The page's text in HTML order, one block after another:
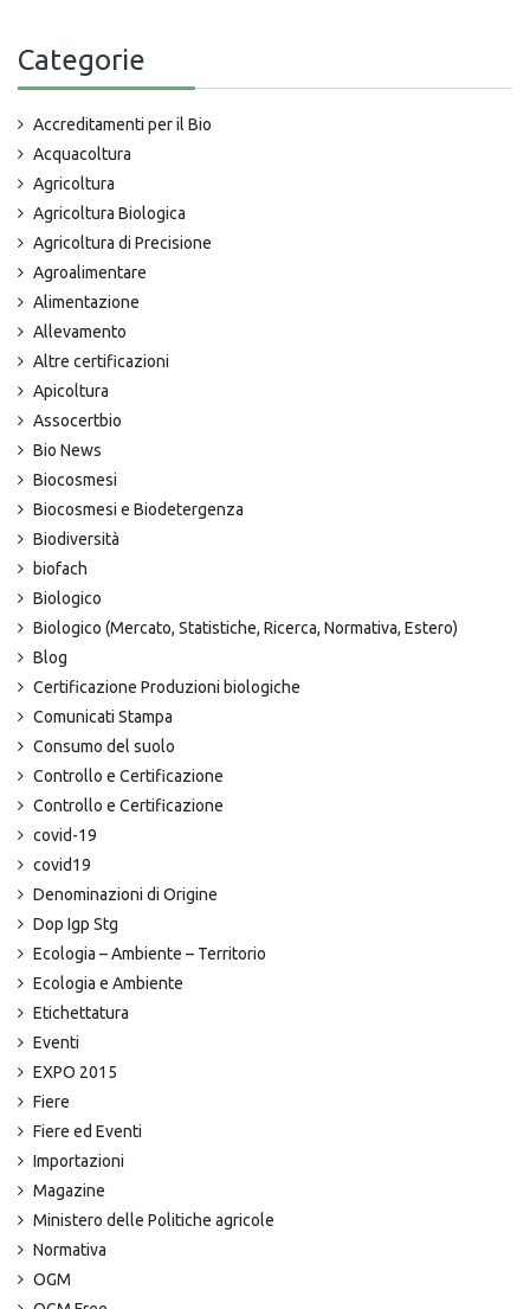
Categorie
Accreditamenti per il Bio
Acquacoltura
Agricoltura
Agricoltura Biologica
Agricoltura di Precisione
Agroalimentare
Alimentazione
Allevamento
Altre certificazioni
Apicoltura
Assocertbio
Bio News
Biocosmesi
Biocosmesi e Biodetergenza
Biodiversità
biofach
Biologico
Biologico (Mercato, Statistiche, Ricerca, Normativa, Estero)
Blog
Certificazione Produzioni biologiche
Comunicati Stampa
Consumo del suolo
Controllo e Certificazione
Controllo e Certificazione
covid-19
covid19
Denominazioni di Origine
Dop Igp Stg
Ecologia – Ambiente – Territorio
Ecologia e Ambiente
Etichettatura
Eventi
EXPO 2015
Fiere
Fiere ed Eventi
Importazioni
Magazine
Ministero delle Politiche agricole
Normativa
OGM